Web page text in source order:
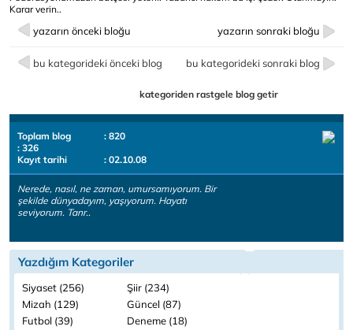
Karar verin..
yazarın önceki bloğu yazarın sonraki bloğu
bu kategorideki önceki blog bu kategorideki sonraki blog
kategoriden rastgele blog getir
Toplam blog
: 820
: 326
Kayıt tarihi
: 02.10.08
Nerede, nasıl, ne zaman, umursamıyorum. Bir
şekilde dünyadayım, yaşıyorum. Hayatı
seviyorum. Tanr..
Yazdığım Kategoriler
Siyaset (256)
Şiir (234)
Mizah (129)
Güncel (87)
Futbol (39)
Deneme (18)